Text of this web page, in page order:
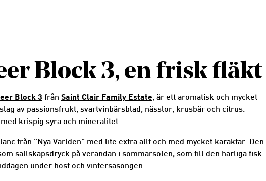
Block 3, en frisk
Block 3 från Saint Clair Family Estate, är ett aromatisk och mycket
av passionsfrukt, svartvinbärsblad, nässlor, krusbär och citrus.
krispig syra och mineralitet.
från ”Nya Världen” med lite extra allt och med mycket karaktär. Den
sällskapsdryck på verandan i sommarsolen, som till den härliga fisk
under höst och vintersäsongen.